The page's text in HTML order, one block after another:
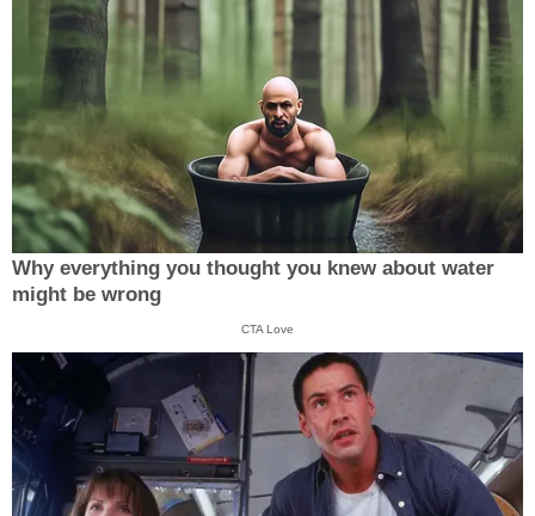
Why everything you thought you knew about water
might be wrong
CTA Love